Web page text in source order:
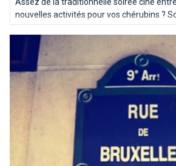
nouvelles activités pour vos chérubins ?
programmez-vous une soirée bowling.
sélectionné pour vous les meilleures
Paris, c’est Bruxelles : la preuve !